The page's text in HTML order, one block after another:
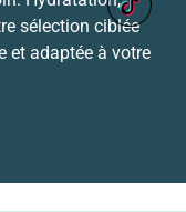
sélection ciblée
et adaptée à votre